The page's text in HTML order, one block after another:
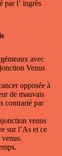
par l’ ingrès
avec
Venus
opposée à
de mauvais
contrarié par
venus
sur l’As et ce